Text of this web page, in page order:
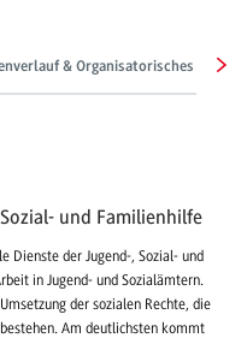
& Organisatorisches
und Familienhilfe
Dienste der Jugend-, Sozial- und
in Jugend- und Sozialämtern.
der sozialen Rechte, die
Am deutlichsten kommt